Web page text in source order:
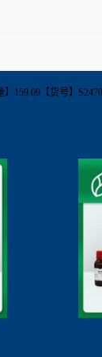
159.09【货号】